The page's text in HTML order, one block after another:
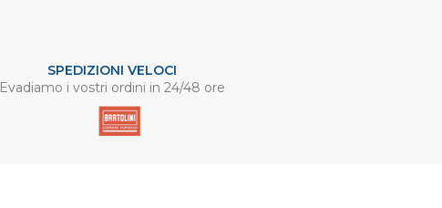
SPEDIZIONI VELOCI
Evadiamo i vostri ordini in 24/48 ore